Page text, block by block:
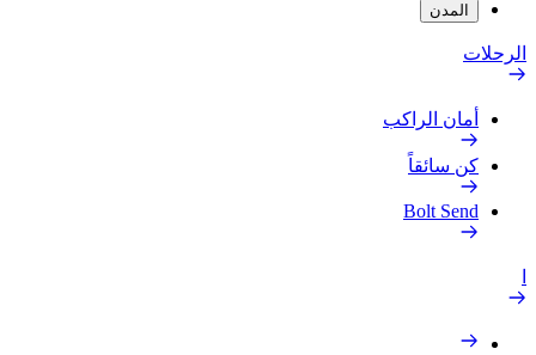
المدن
الرحلات
أمان الراكب
كن سائقاً
Bolt Send